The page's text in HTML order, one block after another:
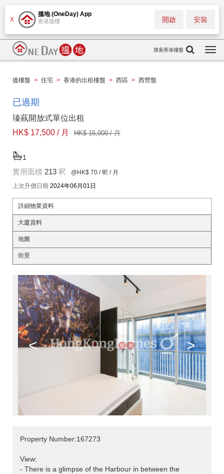
X
搵地 (OneDay) App
香港搵樓 安裝
開啟
搜索香港樓盤
搵樓盤 > 住宅 > 香港的出租樓盤 > 西區 > 西營盤
已過期
瑧蓺開放式單位出租
HK$ 17,500 / 月
HK$ 15,000 / 月
1
實用面積 213 呎 @HK$ 70 / 呎 / 月
上次升價日期 2024年06月01日
詳細物業資料
大廈資料
地圖
街景
< >
Property Number:167273
View:
- There is a glimpse of the Harbour in between the